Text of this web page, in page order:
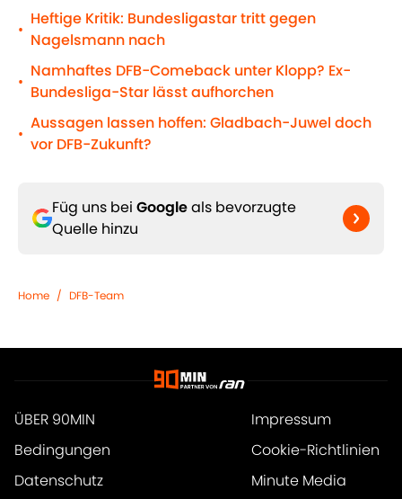
•
Heftige Kritik: Bundesligastar tritt gegen
Nagelsmann nach
•
Namhaftes DFB-Comeback unter Klopp? Ex-
Bundesliga-Star lässt aufhorchen
•
Aussagen lassen hoffen: Gladbach-Juwel doch
vor DFB-Zukunft?
Füg uns bei Googleals bevorzugte
Quelle hinzu
Home / DFB-Team
ÜBER 90MIN
Impressum
Bedingungen
Cookie-Richtlinien
Datenschutz
Minute Media